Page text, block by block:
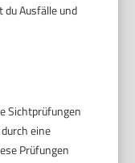
du Ausfälle und
Sichtprüfungen
eine
Prüfungen